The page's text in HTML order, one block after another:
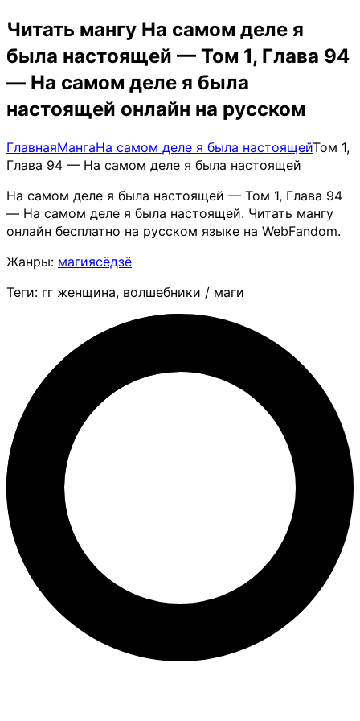
Читать мангу На самом деле я
была настоящей — Том 1, Глава 94
— На самом деле я была
настоящей онлайн на русском
ГлавнаяМангаНа самом деле я была настоящейТом 1,
Глава 94 — На самом деле я была настоящей
На самом деле я была настоящей — Том 1, Глава 94
— На самом деле я была настоящей. Читать мангу
онлайн бесплатно на русском языке на WebFandom.
Жанры: магиясёдзё
Теги: гг женщина, волшебники / маги